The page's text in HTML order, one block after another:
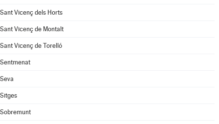
Sant Vicenç dels Horts
Sant Vicenç de Montalt
Sant Vicenç de Torelló
Sentmenat
Seva
Sitges
Sobremunt